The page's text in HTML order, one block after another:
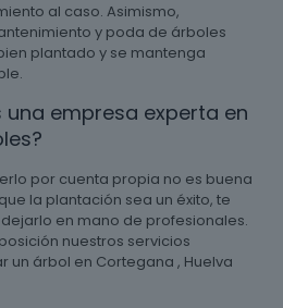
al caso. Asimismo,
y poda de árboles
plantado y se mantenga
una empresa experta en
por cuenta propia no es buena
la plantación sea un éxito, te
en mano de profesionales.
nuestros servicios
un árbol en Cortegana , Huelva